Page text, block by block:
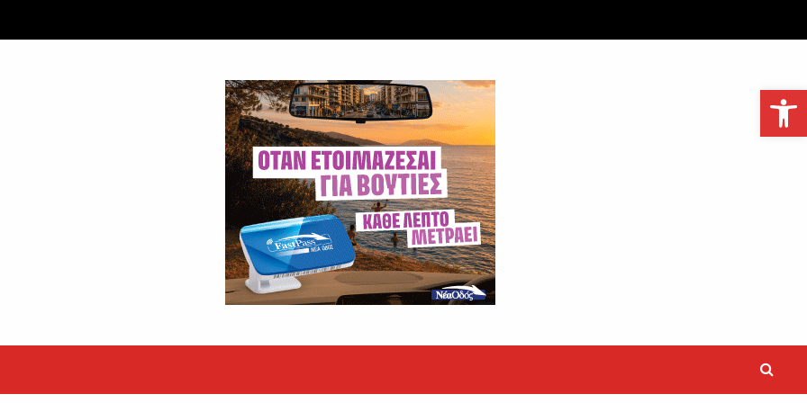
η Βίκυ Σωκρ. Γερασίμου
Ανοίξτε τη γραμμή εργαλείων